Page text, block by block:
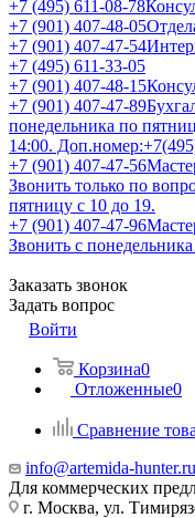
+7 (495) 611-08-78
+7 (901) 407-48-05
+7 (901) 407-47-54
+7 (495) 611-33-05
+7 (901) 407-48-15
+7 (901) 407-47-89
понедельника по
14:00.
+7 (901) 407-47-56
Звонить только по
пятницу с 10 до 19.
+7 (901) 407-47-96
Звонить с
Заказать звонок
Задать вопрос
Войти
Корзина0
Отложенные0
Сравнение
info@artemida-hunter.ru
Для коммерческих
г. Москва, ул.